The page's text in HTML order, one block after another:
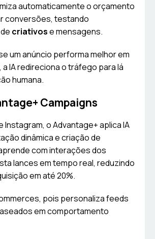
automaticamente o orçamento
conversões, testando
criativose mensagens.
um anúncio performa melhor em
a IA redireciona o tráfego para lá
humana.
Campaigns
Instagram, o Advantage+ aplica IA
dinâmica e criação de
com interações dos
lances em tempo real, reduzindo
em até 20%.
pois personaliza feeds
em comportamento